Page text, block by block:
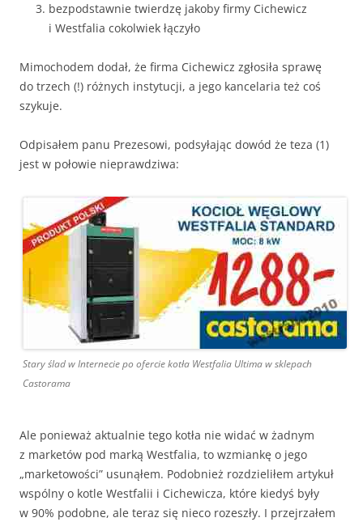
bezpodstawnie twierdzę jakoby firmy Cichewicz
i Westfalia cokolwiek łączyło
Mimochodem dodał, że firma Cichewicz zgłosiła sprawę
do trzech (!) różnych instytucji, a jego kancelaria też coś
szykuje.
Odpisałem panu Prezesowi, podsyłając dowód że teza (1)
jest w połowie nieprawdziwa:
Stary ślad w Internecie po ofercie kotła Westfalia Ultima w sklepach
Castorama
Ale ponieważ aktualnie tego kotła nie widać w żadnym
z marketów pod marką Westfalia, to wzmiankę o jego
„marketowości” usunąłem. Podobnież rozdzieliłem artykuł
wspólny o kotle Westfalii i Cichewicza, które kiedyś były
w 90% podobne, ale teraz się nieco rozeszły. I przejrzałem